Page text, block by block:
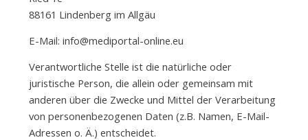
88161 Lindenberg im Allgäu
E-Mail: info@mediportal-online.eu
Verantwortliche Stelle ist die natürliche oder
juristische Person, die allein oder gemeinsam mit
anderen über die Zwecke und Mittel der Verarbeitung
von personenbezogenen Daten (z.B. Namen, E-Mail-
Adressen o. Ä.) entscheidet.